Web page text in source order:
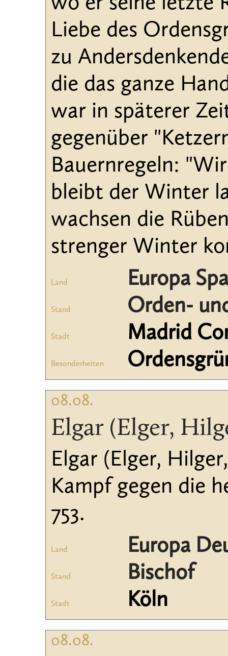
Liebe des
zu
die das ganze
war in späterer
gegenüber
Bauernregeln:
bleibt der Winter
wachsen die
strenger Winter
Land Europa
Stand Orden-
Stadt Madrid
Besonderheiten
08.08.
Elgar (Elger,
Elgar (Elger,
Kampf gegen die
753.
Land Europa
Stand Bischof
Stadt Köln
08.08.